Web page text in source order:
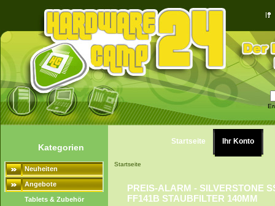
Kategorien
Neuheiten
Angebote
Tablets & Zubehör
Startseite Ihr Konto
Startseite
PREIS-ALARM - SILVERSTONE
FF141B STAUBFILTER 140MM